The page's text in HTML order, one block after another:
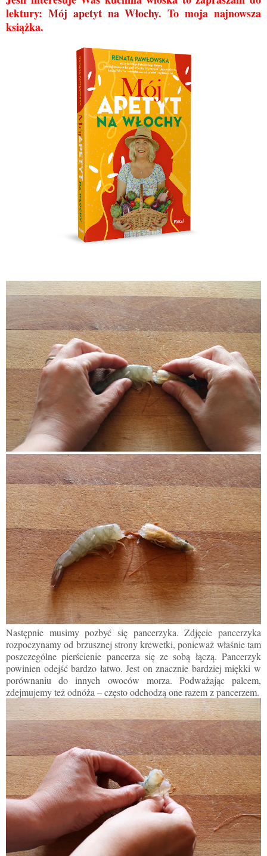
lektury: Mój apetyt na Włochy. To moja najnowsza
książka.
Następnie musimy pozbyć się pancerzyka. Zdjęcie pancerzyka
rozpoczynamy od brzusznej strony krewetki, ponieważ właśnie tam
poszczególne pierścienie pancerza się ze sobą łączą. Pancerzyk
powinien odejść bardzo łatwo. Jest on znacznie bardziej miękki w
porównaniu do innych owoców morza. Podważając palcem,
zdejmujemy też odnóża – często odchodzą one razem z pancerzem.